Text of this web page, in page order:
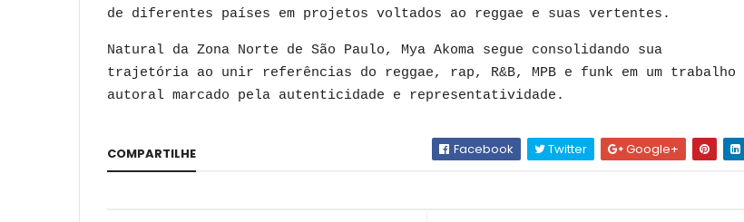
de diferentes países em projetos voltados ao reggae e suas vertentes.
Natural da Zona Norte de São Paulo, Mya Akoma segue consolidando sua
trajetória ao unir referências do reggae, rap, R&B, MPB e funk em um trabalho
autoral marcado pela autenticidade e representatividade.
COMPARTILHE Facebook Twitter Google+